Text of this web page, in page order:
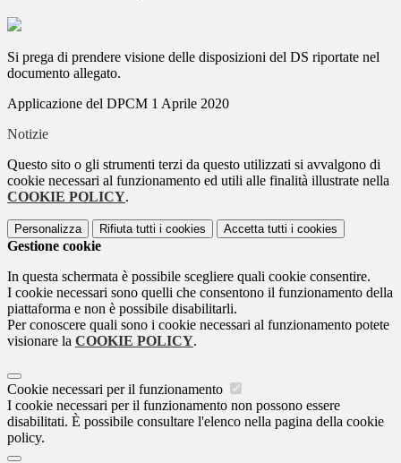
Si prega di prendere visione delle disposizioni del DS riportate nel
documento allegato.
Applicazione del DPCM 1 Aprile 2020
Notizie
Questo sito o gli strumenti terzi da questo utilizzati si avvalgono di
cookie necessari al funzionamento ed utili alle finalità illustrate nella
COOKIE POLICY.
Personalizza Rifiuta tutti i cookies Accetta tutti i cookies
Gestione cookie
In questa schermata è possibile scegliere quali cookie consentire.
I cookie necessari sono quelli che consentono il funzionamento della
piattaforma e non è possibile disabilitarli.
Per conoscere quali sono i cookie necessari al funzionamento potete
visionare la COOKIE POLICY.
Cookie necessari per il funzionamento
I cookie necessari per il funzionamento non possono essere
disabilitati. È possibile consultare l'elenco nella pagina della cookie
policy.